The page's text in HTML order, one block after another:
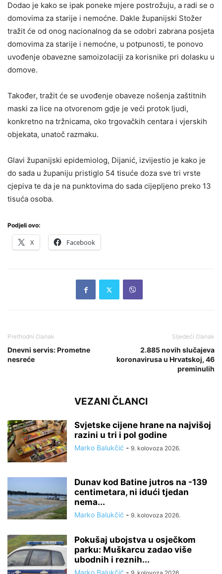
Dodao je kako se ipak poneke mjere postrožuju, a radi se o
domovima za starije i nemoćne. Dakle županijski Stožer
tražit će od onog nacionalnog da se odobri zabrana posjeta
domovima za starije i nemoćne, u potpunosti, te ponovo
uvođenje obavezne samoizolaciji za korisnike pri dolasku u
domove.
Također, tražit će se uvođenje obaveze nošenja zaštitnih
maski za lice na otvorenom gdje je veći protok ljudi,
konkretno na tržnicama, oko trgovačkih centara i vjerskih
objekata, unatoč razmaku.
Glavi županijski epidemiolog, Dijanić, izvijestio je kako je
do sada u županiju pristiglo 54 tisuće doza sve tri vrste
cjepiva te da je na punktovima do sada cijepljeno preko 13
tisuća osoba.
Podjeli ovo:
X Facebook
Prethodni članak
Dnevni servis: Prometne
nesreće
Sljedeći članak
2.885 novih slučajeva
koronavirusa u Hrvatskoj, 46
preminulih
VEZANI ČLANCI
Svjetske cijene hrane na najvišoj
razini u tri i pol godine
Marko Balukčić - 9. kolovoza 2026.
Dunav kod Batine jutros na -139
centimetara, ni idući tjedan
nema...
Marko Balukčić - 9. kolovoza 2026.
Pokušaj ubojstva u osječkom
parku: Muškarcu zadao više
ubodnih i reznih...
Marko Balukčić -